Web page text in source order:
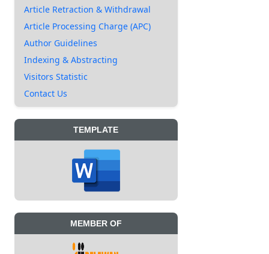
Article Retraction & Withdrawal
Article Processing Charge (APC)
Author Guidelines
Indexing & Abstracting
Visitors Statistic
Contact Us
TEMPLATE
MEMBER OF